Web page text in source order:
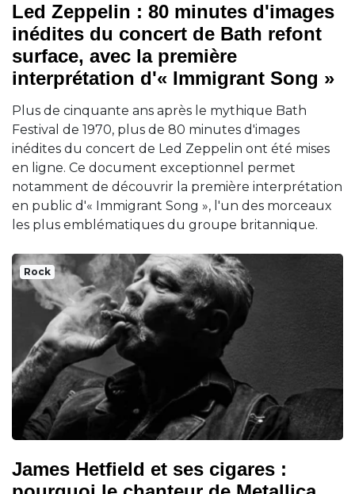
Led Zeppelin : 80 minutes d'images
inédites du concert de Bath refont
surface, avec la première
interprétation d'« Immigrant Song »
Plus de cinquante ans après le mythique Bath
Festival de 1970, plus de 80 minutes d'images
inédites du concert de Led Zeppelin ont été mises
en ligne. Ce document exceptionnel permet
notamment de découvrir la première interprétation
en public d'« Immigrant Song », l'un des morceaux
les plus emblématiques du groupe britannique.
Rock
James Hetfield et ses cigares :